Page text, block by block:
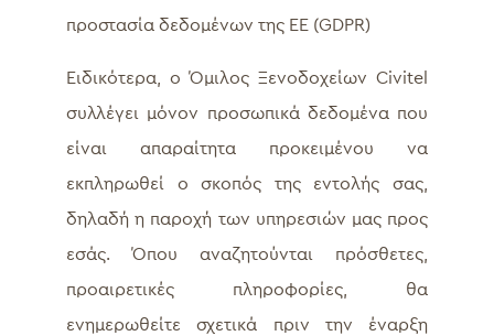
προστασία δεδομένων της ΕΕ (GDPR)
Ειδικότερα, ο Όμιλος Ξενοδοχείων Civitel
συλλέγει μόνον προσωπικά δεδομένα που
είναι απαραίτητα προκειμένου να
εκπληρωθεί ο σκοπός της εντολής σας,
δηλαδή η παροχή των υπηρεσιών μας προς
εσάς. Όπου αναζητούνται πρόσθετες,
προαιρετικές πληροφορίες, θα
ενημερωθείτε σχετικά πριν την έναρξη